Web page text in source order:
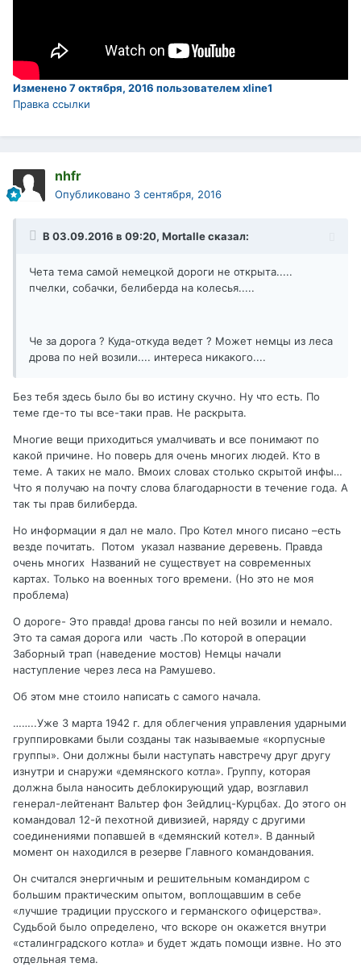
Изменено7 октября, 2016 пользователем xline1
Правка ссылки
nhfr
Опубликовано 3 сентября, 2016
В 03.09.2016 в 09:20, Mortalle сказал:
Чета тема самой немецкой дороги не открыта.....
пчелки, собачки, белиберда на колесья.....
Че за дорога ? Куда-откуда ведет ? Может немцы из леса
дрова по ней возили.... интереса никакого....
Без тебя здесь было бы во истину скучно. Ну что есть. По
теме где-то ты все-таки прав. Не раскрыта.
Многие вещи приходиться умалчивать и все понимают по
какой причине. Но поверь для очень многих людей. Кто в
теме. А таких не мало. Вмоих словах столько скрытой инфы…
Что я получаю на почту слова благодарности в течение года. А
так ты прав билиберда.
Но информации я дал не мало. Про Котел много писано –есть
везде почитать. Потом указал название деревень. Правда
очень многих Названий не существует на современных
картах. Только на военных того времени. (Но это не моя
проблема)
О дороге- Это правда! дрова гансы по ней возили и немало.
Это та самая дорога или часть .По которой в операции
Заборный трап (наведение мостов) Немцы начали
наступление через леса на Рамушево.
Об этом мне стоило написать с самого начала.
……..Уже 3 марта 1942 г. для облегчения управления ударными
группировками были созданы так называемые «корпусные
группы». Они должны были наступать навстречу друг другу
изнутри и снаружи «демянского котла». Группу, которая
должна была наносить деблокирующий удар, возглавил
генерал-лейтенант Вальтер фон Зейдлиц-Курцбах. До этого он
командовал 12-й пехотной дивизией, наряду с другими
соединениями попавшей в «демянский котел». В данный
момент он находился в резерве Главного командования.
Он считался энергичным и решительным командиром с
большим практическим опытом, воплощавшим в себе
«лучшие традиции прусского и германского офицерства».
Судьбой было определено, что вскоре он окажется внутри
«сталинградского котла» и будет ждать помощи извне. Но это
отдельная тема.